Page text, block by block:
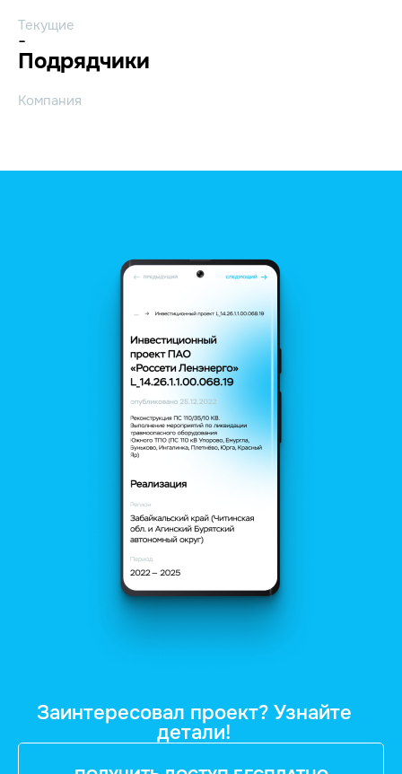
Текущие
-
Подрядчики
Компания
Заинтересовал проект? Узнайте
детали!